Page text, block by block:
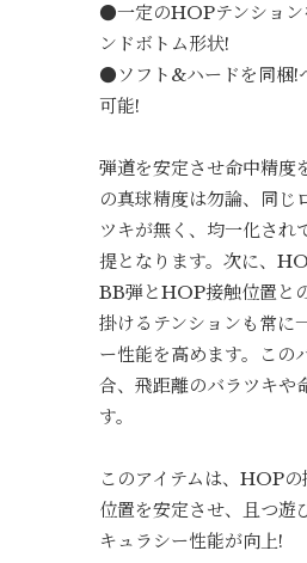
●一定のHOPテンション
ンドボトム形状!
●ソフト&ハードを同梱!
可能!
弾道を安定させ命中精度
の真球精度は勿論、同じ
ツキが無く、均一化され
提となります。次に、
BB弾とHOP接触位置と
掛けるテンションも常に
ー性能を高めます。この
合、飛距離のバラツキや
す。
このアイテムは、HOP
位置を安定させ、且つ遊
キュラシー性能が向上!